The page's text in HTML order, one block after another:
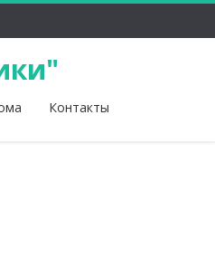
Контакты